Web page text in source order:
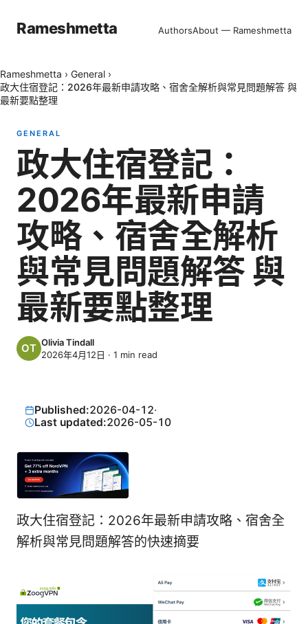
Rameshmetta AuthorsAbout — Rameshmetta
Rameshmetta › General ›
政大住宿登記：2026年最新申請攻略、宿舍全解析與常見問題解答 與
最新要點整理
GENERAL
政大住宿登記：
2026年最新申請
攻略、宿舍全解析
與常見問題解答 與
最新要點整理
Olivia Tindall
2026年4月12日 · 1 min read
Published:2026-04-12·
Last updated:2026-05-10
政大住宿登記：2026年最新申請攻略、宿舍全
解析與常見問題解答的快速摘要